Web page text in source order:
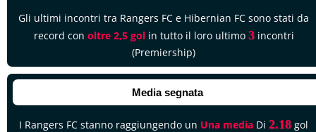
Gli ultimi incontri tra Rangers FC e Hibernian FC sono stati da
record con oltre 2,5 golin tutto il loro ultimo 3incontri
(Premiership)
Media segnata
I Rangers FC stanno raggiungendo un Una media Di 2.18 gol